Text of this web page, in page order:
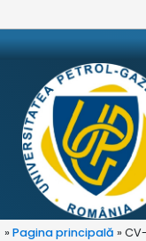
» Pagina principală »